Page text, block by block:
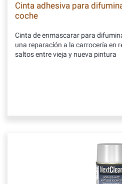
Cinta adhesiva para
coche
Cinta de enmascarar para
una reparación a la carrocería en
saltos entre vieja y nueva pintura